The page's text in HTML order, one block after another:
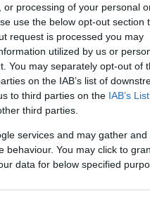
processing of your personal
use the below opt-out section
request is processed you may
utilized by us or
You may separately opt-out of
on the IAB’s list of
to third parties on the IAB’s
third parties.
services and may gather and
behaviour. You may click to
data for below specified